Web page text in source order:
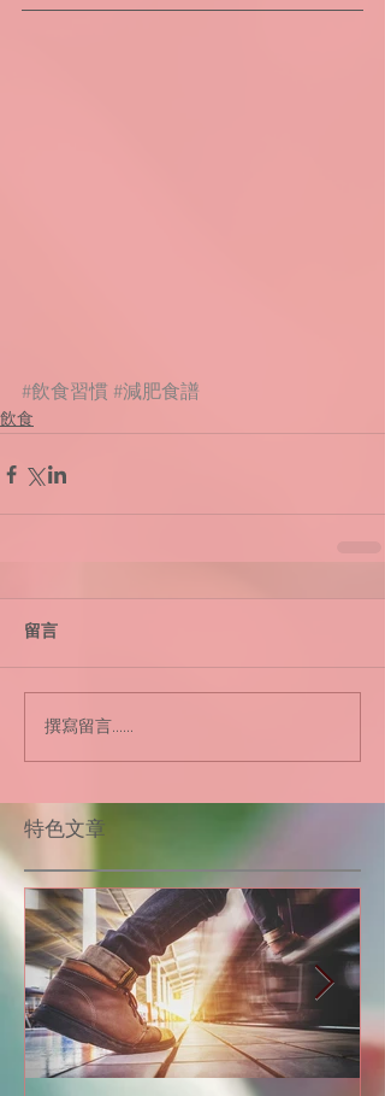
#飲食習慣 #減肥食譜
飲食
留言
撰寫留言......
​特色文章